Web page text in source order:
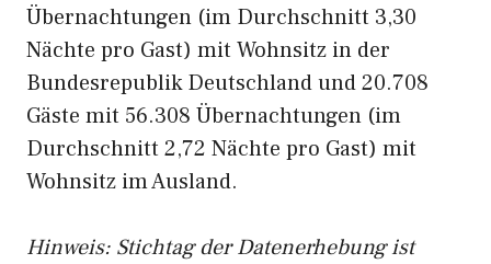
Übernachtungen (im Durchschnitt 3,30
Nächte pro Gast) mit Wohnsitz in der
Bundesrepublik Deutschland und 20.708
Gäste mit 56.308 Übernachtungen (im
Durchschnitt 2,72 Nächte pro Gast) mit
Wohnsitz im Ausland.
Hinweis: Stichtag der Datenerhebung ist